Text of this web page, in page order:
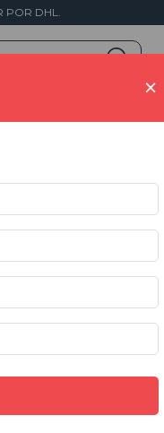
POR DHL.
3D HOGAR
×